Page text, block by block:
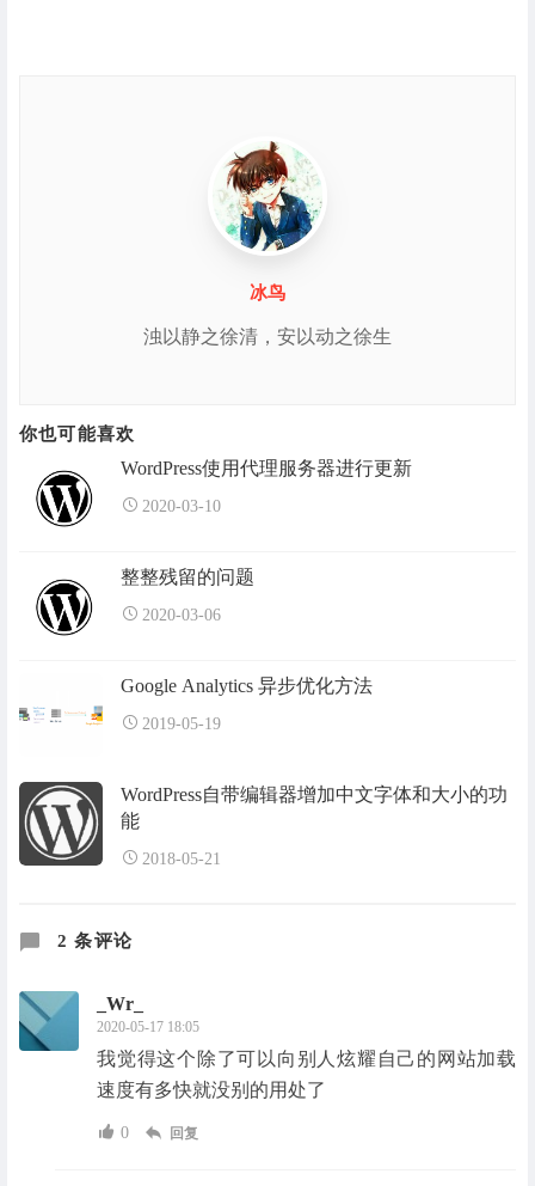
冰鸟
浊以静之徐清，安以动之徐生
你也可能喜欢
WordPress使用代理服务器进行更新
2020-03-10
整整残留的问题
2020-03-06
Google Analytics 异步优化方法
2019-05-19
WordPress自带编辑器增加中文字体和大小的功
能
2018-05-21
2 条评论
_Wr_
2020-05-17 18:05
我觉得这个除了可以向别人炫耀自己的网站加载
速度有多快就没别的用处了
0 回复